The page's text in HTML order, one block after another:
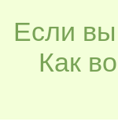
Если
Как